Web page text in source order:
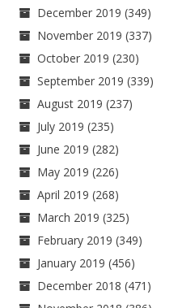
December 2019 (349)
November 2019 (337)
October 2019 (230)
September 2019 (339)
August 2019 (237)
July 2019 (235)
June 2019 (282)
May 2019 (226)
April 2019 (268)
March 2019 (325)
February 2019 (349)
January 2019 (456)
December 2018 (471)